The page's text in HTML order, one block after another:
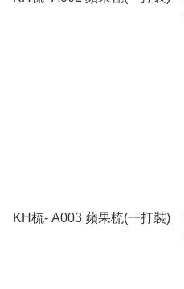
KH梳- A003 蘋果梳(一打裝)